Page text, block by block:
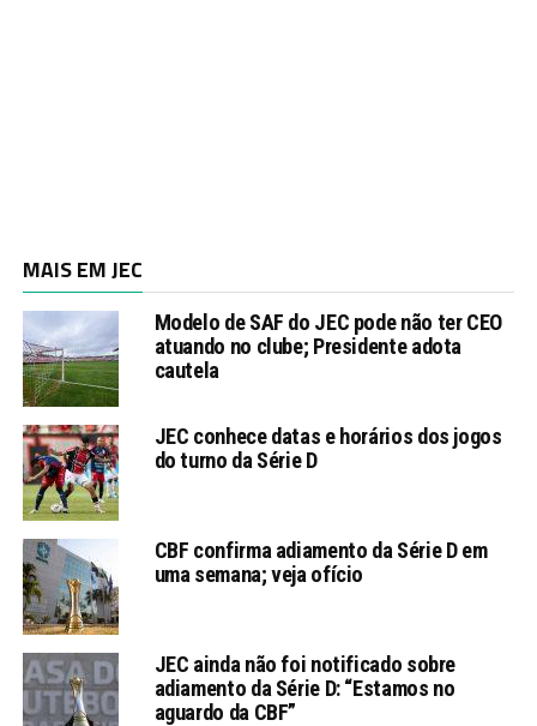
MAIS EM JEC
Modelo de SAF do JEC pode não ter CEO
atuando no clube; Presidente adota
cautela
JEC conhece datas e horários dos jogos
do turno da Série D
CBF confirma adiamento da Série D em
uma semana; veja ofício
JEC ainda não foi notificado sobre
adiamento da Série D: “Estamos no
aguardo da CBF”